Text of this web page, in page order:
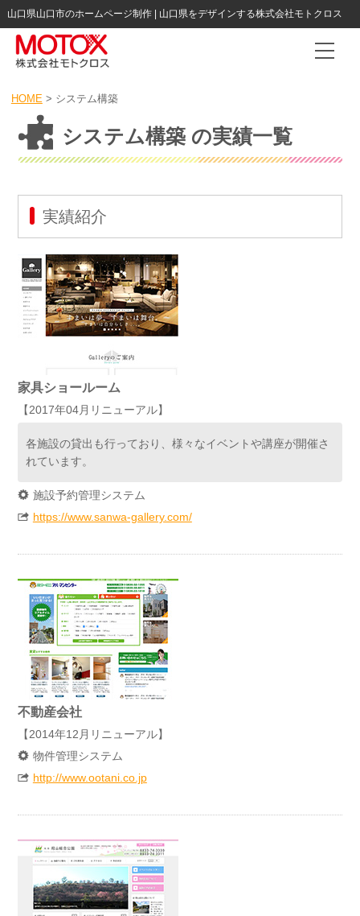
山口県山口市のホームページ制作 | 山口県をデザインする株式会社モトクロス
HOME> システム構築
システム構築 の実績一覧
実績紹介
家具ショールーム
【2017年04月リニューアル】
各施設の貸出も行っており、様々なイベントや講座が開催さ
れています。
施設予約管理システム
https://www.sanwa-gallery.com/
不動産会社
【2014年12月リニューアル】
物件管理システム
http://www.ootani.co.jp